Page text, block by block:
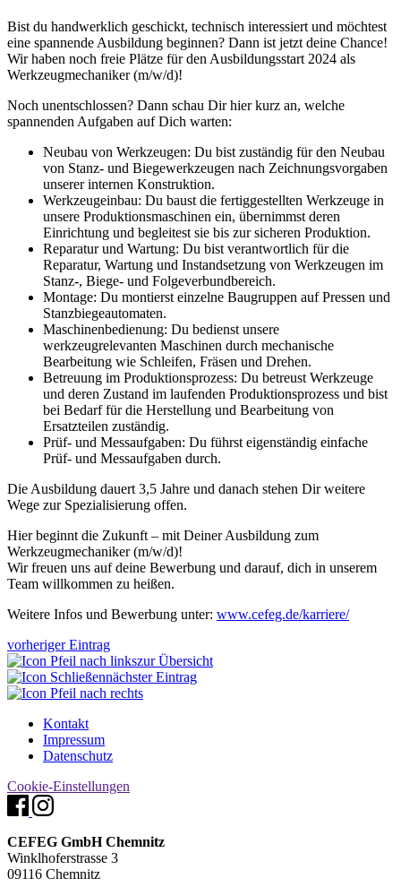
Bist du handwerklich geschickt, technisch interessiert und möchtest
eine spannende Ausbildung beginnen? Dann ist jetzt deine Chance!
Wir haben noch freie Plätze für den Ausbildungsstart 2024 als
Werkzeugmechaniker (m/w/d)!
Noch unentschlossen? Dann schau Dir hier kurz an, welche
spannenden Aufgaben auf Dich warten:
Neubau von Werkzeugen: Du bist zuständig für den Neubau
von Stanz- und Biegewerkzeugen nach Zeichnungsvorgaben
unserer internen Konstruktion.
Werkzeugeinbau: Du baust die fertiggestellten Werkzeuge in
unsere Produktionsmaschinen ein, übernimmst deren
Einrichtung und begleitest sie bis zur sicheren Produktion.
Reparatur und Wartung: Du bist verantwortlich für die
Reparatur, Wartung und Instandsetzung von Werkzeugen im
Stanz-, Biege- und Folgeverbundbereich.
Montage: Du montierst einzelne Baugruppen auf Pressen und
Stanzbiegeautomaten.
Maschinenbedienung: Du bedienst unsere
werkzeugrelevanten Maschinen durch mechanische
Bearbeitung wie Schleifen, Fräsen und Drehen.
Betreuung im Produktionsprozess: Du betreust Werkzeuge
und deren Zustand im laufenden Produktionsprozess und bist
bei Bedarf für die Herstellung und Bearbeitung von
Ersatzteilen zuständig.
Prüf- und Messaufgaben: Du führst eigenständig einfache
Prüf- und Messaufgaben durch.
Die Ausbildung dauert 3,5 Jahre und danach stehen Dir weitere
Wege zur Spezialisierung offen.
Hier beginnt die Zukunft – mit Deiner Ausbildung zum
Werkzeugmechaniker (m/w/d)!
Wir freuen uns auf deine Bewerbung und darauf, dich in unserem
Team willkommen zu heißen.
Weitere Infos und Bewerbung unter: www.cefeg.de/karriere/
vorheriger Eintrag
zur Übersicht
nächster Eintrag
Kontakt
Impressum
Datenschutz
Cookie-Einstellungen
CEFEG GmbH Chemnitz
Winklhoferstrasse 3
09116 Chemnitz